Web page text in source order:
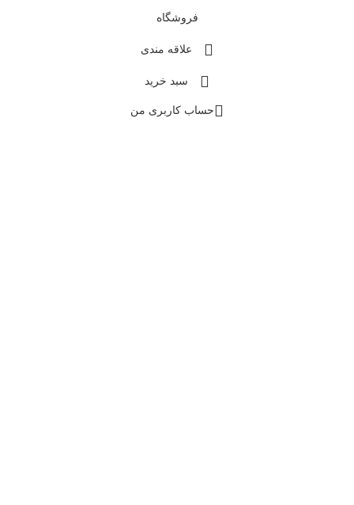
فروشگاه
علاقه مندی
سبد خرید
حساب کاربری من